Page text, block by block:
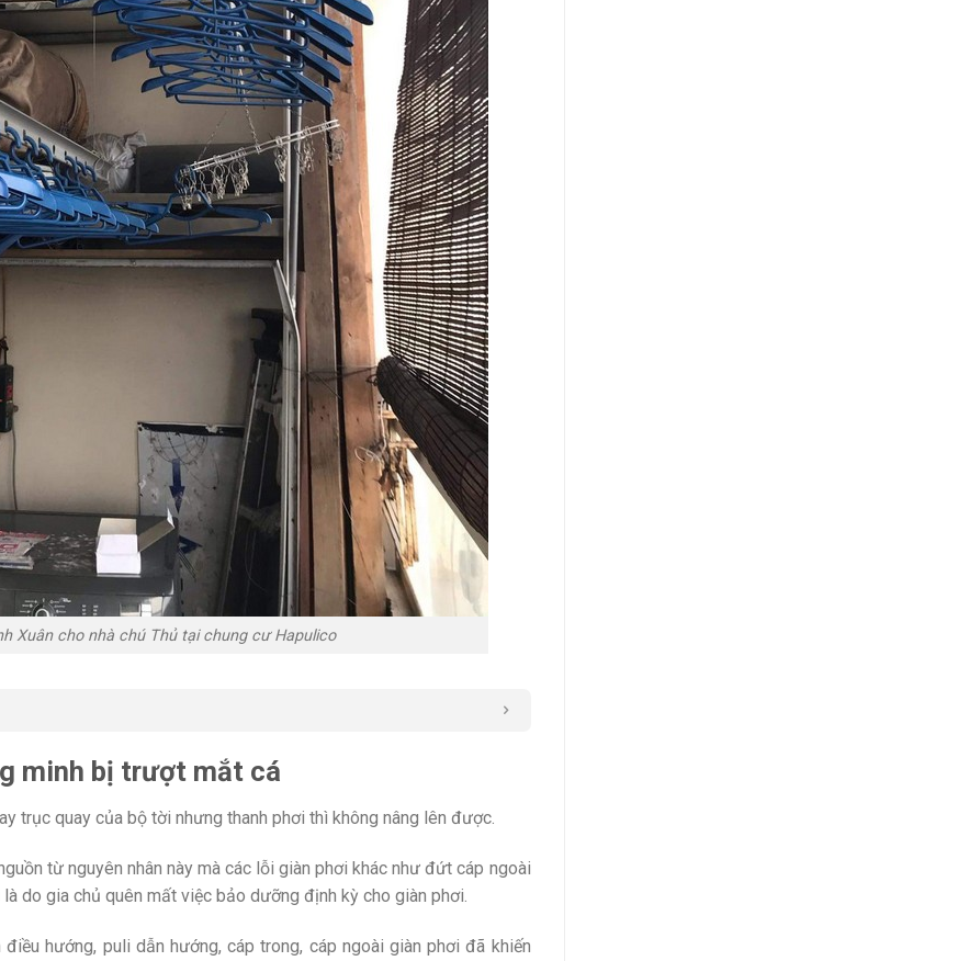
Xuân cho nhà chú Thủ tại chung cư Hapulico
minh bị trượt mắt cá
trục quay của bộ tời nhưng thanh phơi thì không nâng lên được.
từ nguyên nhân này mà các lỗi giàn phơi khác như đứt cáp ngoài
do gia chủ quên mất việc bảo dưỡng định kỳ cho giàn phơi.
hướng, puli dẫn hướng, cáp trong, cáp ngoài giàn phơi đã khiến